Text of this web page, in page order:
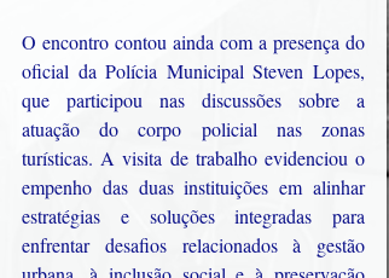
O encontro contou ainda com a presença do
oficial da Polícia Municipal Steven Lopes,
que participou nas discussões sobre a
atuação do corpo policial nas zonas
turísticas. A visita de trabalho evidenciou o
empenho das duas instituições em alinhar
estratégias e soluções integradas para
enfrentar desafios relacionados à gestão